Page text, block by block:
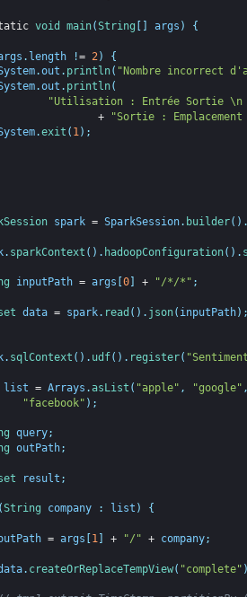
void main(String args ) {
. length != 2 )
{
.out . println( "Nombre incorrect
.out . println(
"Utilisation : Entrée Sortie \n
+
"Sortie :
.exit ( 1 ) ;
spark = SparkSession. builder( )
. sparkContext ( ) . hadoopConfiguration( ) .
inputPath = args 0] + "/*/*" ;
data = spark. read ( ) . json( inputPath)
. sqlContext ( ) . udf( ) . register(
list = Arrays .asList ( "apple" , "google"
"facebook" ) ;
query;
outPath;
result ;
(String company : list ) {
= args 1] + "/" + company;
. createOrReplaceTempView( "complete"